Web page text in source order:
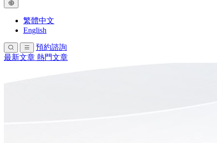
繁體中文
English
預約諮詢
最新文章 熱門文章